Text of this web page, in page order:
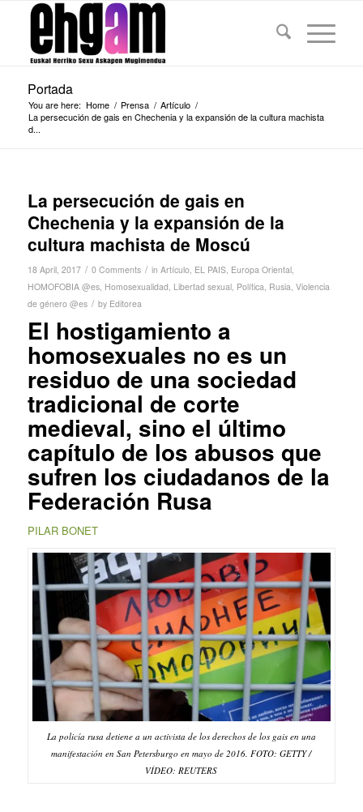
Portada
You are here: Home / Prensa / Artículo /
La persecución de gais en Chechenia y la expansión de la cultura machista
d...
La persecución de gais en
Chechenia y la expansión de la
cultura machista de Moscú
18 April, 2017 / 0 Comments / in Artículo, EL PAIS, Europa Oriental,
HOMOFOBIA @es, Homosexualidad, Libertad sexual, Política, Rusia, Violencia
de género @es / by Editorea
El hostigamiento a
homosexuales no es un
residuo de una sociedad
tradicional de corte
medieval, sino el último
capítulo de los abusos que
sufren los ciudadanos de la
Federación Rusa
PILAR BONET
La policía rusa detiene a un activista de los derechos de los gais en una
manifestación en San Petersburgo en mayo de 2016. FOTO: GETTY /
VÍDEO: REUTERS